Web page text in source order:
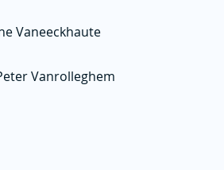
Vaneeckhaute
Vanrolleghem